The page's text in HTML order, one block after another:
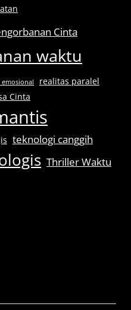
Cinta
waktu
realitas paralel
Cinta
teknologi canggih
Thriller Waktu